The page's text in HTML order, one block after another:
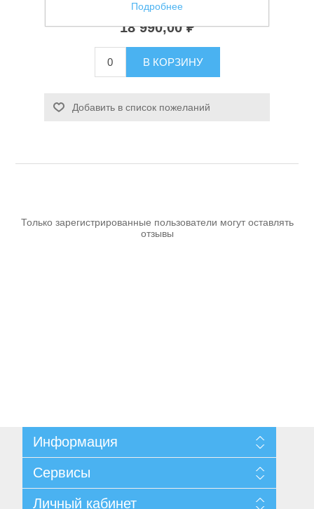
Станки и оснастка
Грузоподъемное оборудование
18 990,00 ₽
В КОРЗИНУ
Добавить в список пожеланий
Только зарегистрированные пользователи могут оставлять
отзывы
Информация
Доставка и возврат
Согласие на обработку персональных данных
Условия использования
Сервисы
Личный кабинет
Подробнее